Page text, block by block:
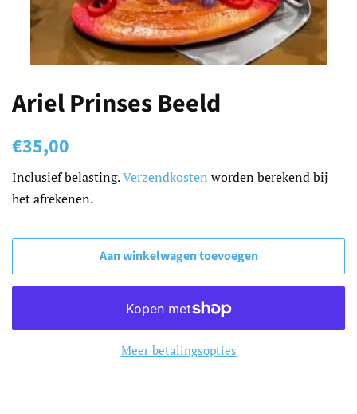
Ariel Prinses Beeld
Normale
€35,00
Inclusief belasting.Verzendkosten worden berekend bij
het afrekenen.
Aan winkelwagen toevoegen
Meer betalingsopties